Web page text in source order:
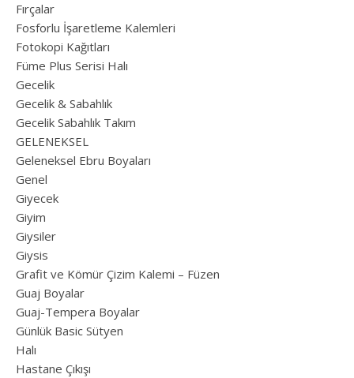
Fırçalar
Fosforlu İşaretleme Kalemleri
Fotokopi Kağıtları
Füme Plus Serisi Halı
Gecelik
Gecelik & Sabahlık
Gecelik Sabahlık Takım
GELENEKSEL
Geleneksel Ebru Boyaları
Genel
Giyecek
Giyim
Giysiler
Giysis
Grafit ve Kömür Çizim Kalemi – Füzen
Guaj Boyalar
Guaj-Tempera Boyalar
Günlük Basic Sütyen
Halı
Hastane Çıkışı